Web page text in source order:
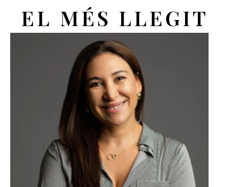
EL MÉS LLEGIT